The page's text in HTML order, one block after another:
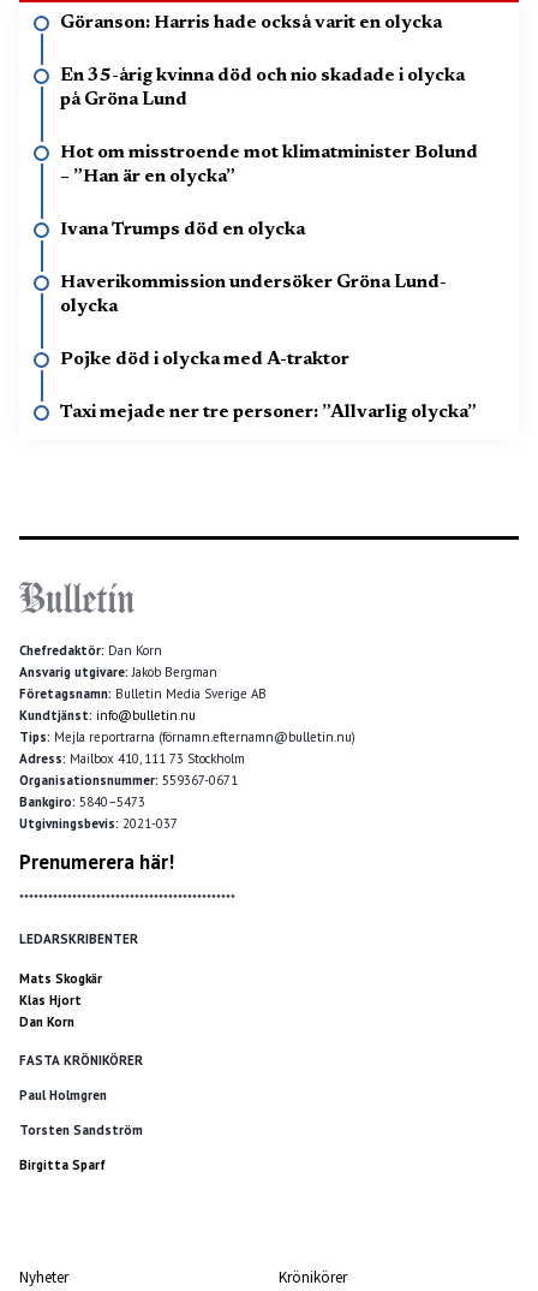
Göranson: Harris hade också varit en olycka
En 35-årig kvinna död och nio skadade i olycka
på Gröna Lund
Hot om misstroende mot klimatminister Bolund
– ”Han är en olycka”
Ivana Trumps död en olycka
Haverikommission undersöker Gröna Lund-
olycka
Pojke död i olycka med A-traktor
Taxi mejade ner tre personer: ”Allvarlig olycka”
Chefredaktör: Dan Korn
Ansvarig utgivare:Jakob Bergman
Företagsnamn: Bulletin Media Sverige AB
Kundtjänst: info@bulletin.nu
Tips: Mejla reportrarna (förnamn.efternamn@bulletin.nu)
Adress: Mailbox 410, 111 73 Stockholm
Organisationsnummer: 559367-0671
Bankgiro: 5840–5473
Utgivningsbevis: 2021-037
Prenumerera här!
*********************************************
LEDARSKRIBENTER
Mats Skogkär
Klas Hjort
Dan Korn
FASTA KRÖNIKÖRER
Paul Holmgren
Torsten Sandström
Birgitta Sparf
Nyheter Krönikörer